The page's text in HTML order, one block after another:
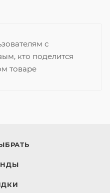
с
кто поделится
товаре